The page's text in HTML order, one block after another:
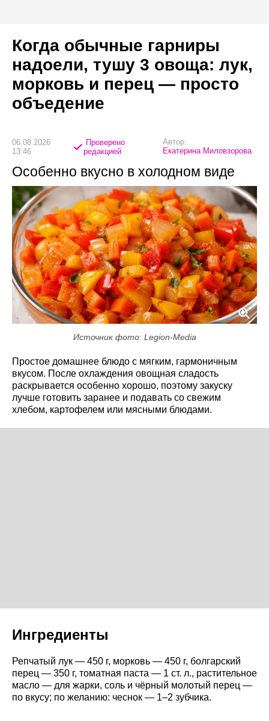
Когда обычные гарниры
надоели, тушу 3 овоща: лук,
морковь и перец — просто
объедение
06.08.2026
13:46
Проверено
редакцией
Автор:
Екатерина Миловзорова
Особенно вкусно в холодном виде
Источник фото: Legion-Media
Простое домашнее блюдо с мягким, гармоничным
вкусом. После охлаждения овощная сладость
раскрывается особенно хорошо, поэтому закуску
лучше готовить заранее и подавать со свежим
хлебом, картофелем или мясными блюдами.
Ингредиенты
Репчатый лук — 450 г, морковь — 450 г, болгарский
перец — 350 г, томатная паста — 1 ст. л., растительное
масло — для жарки, соль и чёрный молотый перец —
по вкусу; по желанию: чеснок — 1–2 зубчика.